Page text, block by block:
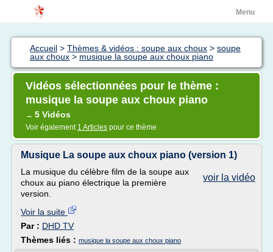
Menu
Accueil > Thèmes & vidéos : soupe aux choux > soupe
aux choux > musique la soupe aux choux piano
Vidéos sélectionnées pour le thème :
musique la soupe aux choux piano
→ 5 Vidéos
Voir également 1 Articles pour ce thème
Musique La soupe aux choux piano (version 1)
voir la vidéo
La musique du célèbre film de la soupe aux
choux au piano électrique la première
version.
Voir la suite
Par : DHD TV
Thèmes liés : musique la soupe aux choux piano